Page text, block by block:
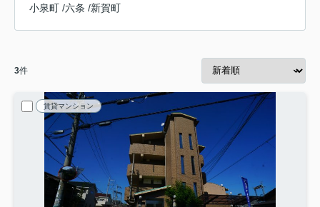
小泉町 /六条 /新賀町
3件
賃貸マンション